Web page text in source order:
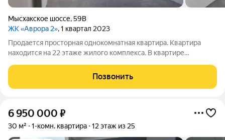
Мысхакское шоссе,59В
ЖК «Аврора 2», 1 квартал 2023
Продается просторная однокомнатная квартира. Квартира
находится на 22 этаже жилого комплекса. В квартире
разводка коммуникаций и электропроводки, что позволяет
вам сразу приступить к реализации
Позвонить
6 950 000 ₽
30 м² 1-комн. квартира 12 этаж из 25